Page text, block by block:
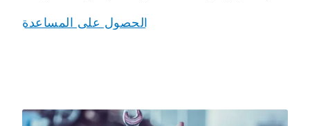
الحصول على المساعدة